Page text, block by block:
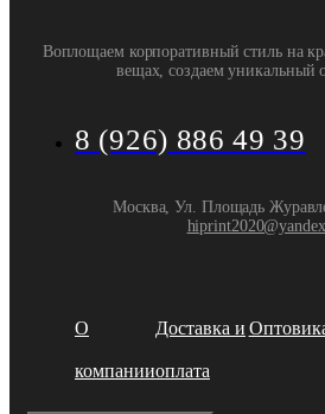
Воплощаем корпоративный стиль на
вещах, создаем уникальный
8 (926) 886 49 39
Москва, Ул. Площадь
О
компании
Доставка и
оплата